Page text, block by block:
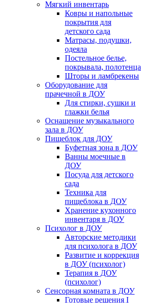
Мягкий инвентарь
Ковры и напольные
покрытия для
детского сада
Матрасы, подушки,
одеяла
Постельное белье,
покрывала, полотенца
Шторы и ламбрекены
Оборудование для
прачечной в ДОУ
Для стирки, сушки и
глажки белья
Оснащение музыкального
зала в ДОУ
Пищеблок для ДОУ
Буфетная зона в ДОУ
Ванны моечные в
ДОУ
Посуда для детского
сада
Техника для
пищеблока в ДОУ
Хранение кухонного
инвентаря в ДОУ
Психолог в ДОУ
Авторские методики
для психолога в ДОУ
Развитие и коррекция
в ДОУ (психолог)
Терапия в ДОУ
(психолог)
Сенсорная комната в ДОУ
Готовые решения I